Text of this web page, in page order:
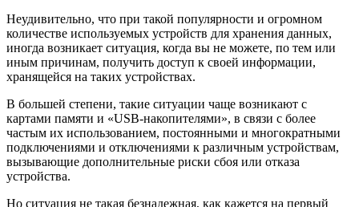
Неудивительно, что при такой популярности и огромном
количестве используемых устройств для хранения данных,
иногда возникает ситуация, когда вы не можете, по тем или
иным причинам, получить доступ к своей информации,
хранящейся на таких устройствах.
В большей степени, такие ситуации чаще возникают с
картами памяти и «USB-накопителями», в связи с более
частым их использованием, постоянными и многократными
подключениями и отключениями к различным устройствам,
вызывающие дополнительные риски сбоя или отказа
устройства.
Но ситуация не такая безнадежная, как кажется на первый